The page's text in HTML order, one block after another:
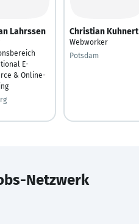
Lahrssen
E-
& Online-
Christian Kuhnert
Webworker
Potsdam
Netzwerk